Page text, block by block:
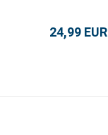
24,99 EUR